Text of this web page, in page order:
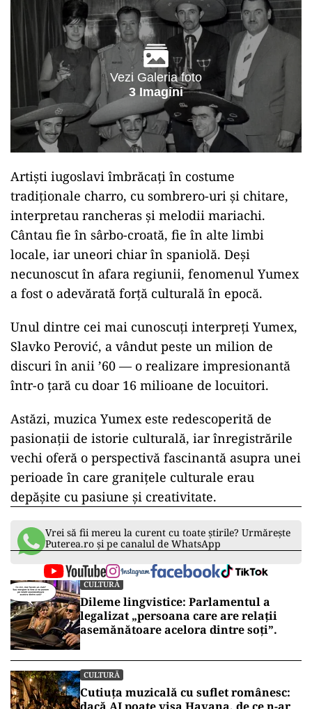
Vezi Galeria foto
3 Imagini
Artiști iugoslavi îmbrăcați în costume
tradiționale charro, cu sombrero-uri și chitare,
interpretau rancheras și melodii mariachi.
Cântau fie în sârbo-croată, fie în alte limbi
locale, iar uneori chiar în spaniolă. Deși
necunoscut în afara regiunii, fenomenul Yumex
a fost o adevărată forță culturală în epocă.
Unul dintre cei mai cunoscuți interpreți Yumex,
Slavko Perović, a vândut peste un milion de
discuri în anii ’60 — o realizare impresionantă
într-o țară cu doar 16 milioane de locuitori.
Astăzi, muzica Yumex este redescoperită de
pasionații de istorie culturală, iar înregistrările
vechi oferă o perspectivă fascinantă asupra unei
perioade în care granițele culturale erau
depășite cu pasiune și creativitate.
Vrei să fii mereu la curent cu toate știrile? Urmărește
Puterea.ro și pe canalul de WhatsApp
CULTURĂ
Dileme lingvistice: Parlamentul a
legalizat „persoana care are relații
asemănătoare acelora dintre soți”.
CULTURĂ
Cutiuța muzicală cu suflet românesc: